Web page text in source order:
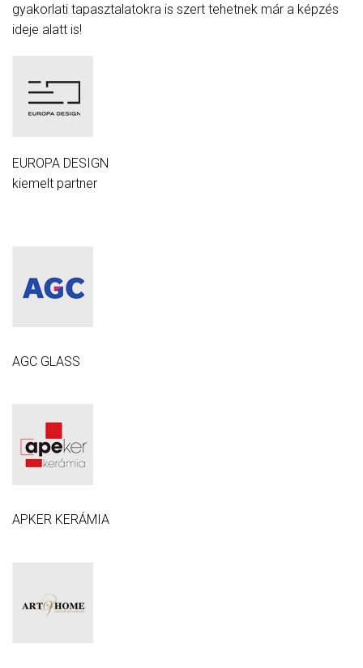
gyakorlati tapasztalatokra is szert tehetnek már a képzés
ideje alatt is!
EUROPA DESIGN
kiemelt partner
AGC GLASS
APKER KERÁMIA